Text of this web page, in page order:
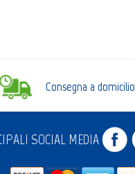
Consegna a domicilio
SOCIAL MEDIA